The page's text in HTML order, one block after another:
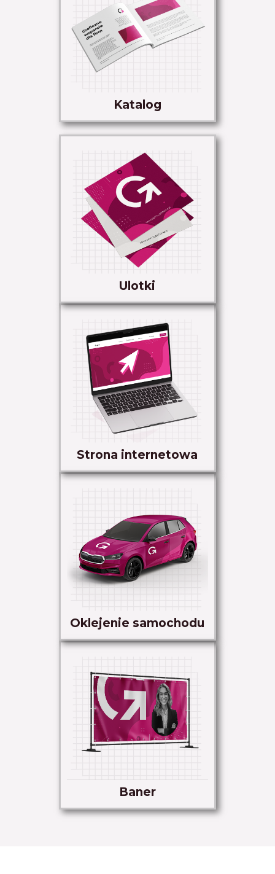
Katalog
Ulotki
Strona internetowa
Oklejenie samochodu
Baner